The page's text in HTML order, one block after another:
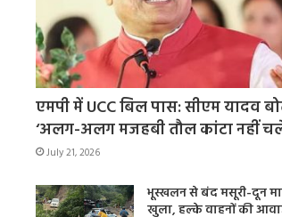
एमपी में UCC बिल पास: सीएम यादव
‘अलग-अलग मजहबी तौल कांटा नहीं
July 21, 2026
भूस्खलन से बंद मसूरी-दून
खुला, हल्के वाहनों की